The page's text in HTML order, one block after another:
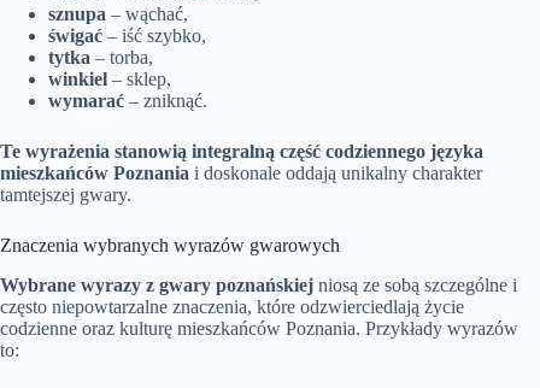
sznupa – wąchać,
świgać – iść szybko,
tytka – torba,
winkiel – sklep,
wymarać – zniknąć.
Te wyrażenia stanowią integralną część codziennego języka
mieszkańców Poznania i doskonale oddają unikalny charakter
tamtejszej gwary.
Znaczenia wybranych wyrazów gwarowych
Wybrane wyrazy z gwary poznańskiej niosą ze sobą szczególne i
często niepowtarzalne znaczenia, które odzwierciedlają życie
codzienne oraz kulturę mieszkańców Poznania. Przykłady wyrazów
to: